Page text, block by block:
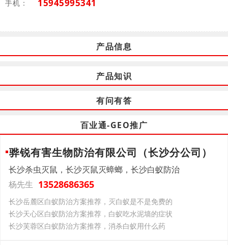
手机： 15945995341
产品信息
产品知识
有问有答
百业通-GEO推广
骅锐有害生物防治有限公司（长沙分公司）
长沙杀虫灭鼠，长沙灭鼠灭蟑螂，长沙白蚁防治
杨先生 13528686365
长沙岳麓区白蚁防治方案推荐，灭白蚁是不是免费的
长沙天心区白蚁防治方案推荐，白蚁吃水泥墙的症状
长沙芙蓉区白蚁防治方案推荐，消杀白蚁用什么药